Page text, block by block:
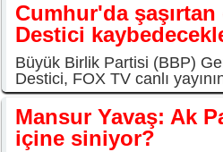
Cumhur'da şaşırtan
Destici
Büyük Birlik Partisi (BBP)
Destici, FOX TV canlı
Mansur Yavaş: Ak
içine siniyor?